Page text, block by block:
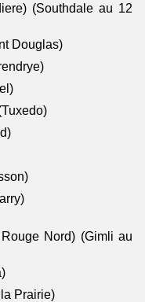
(Southdale au 12
Douglas)
Nord) (Gimli au
Prairie)